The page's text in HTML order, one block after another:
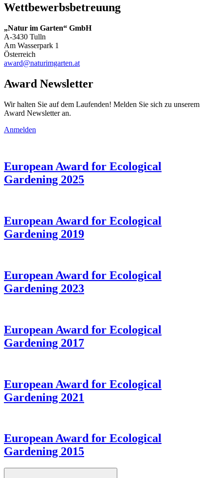
Wettbewerbsbetreuung
„Natur im Garten“ GmbH
A-3430 Tulln
Am Wasserpark 1
Österreich
award@naturimgarten.at
Award Newsletter
Wir halten Sie auf dem Laufenden! Melden Sie sich zu unserem
Award Newsletter an.
Anmelden
European Award for Ecological
Gardening 2025
European Award for Ecological
Gardening 2019
European Award for Ecological
Gardening 2023
European Award for Ecological
Gardening 2017
European Award for Ecological
Gardening 2021
European Award for Ecological
Gardening 2015